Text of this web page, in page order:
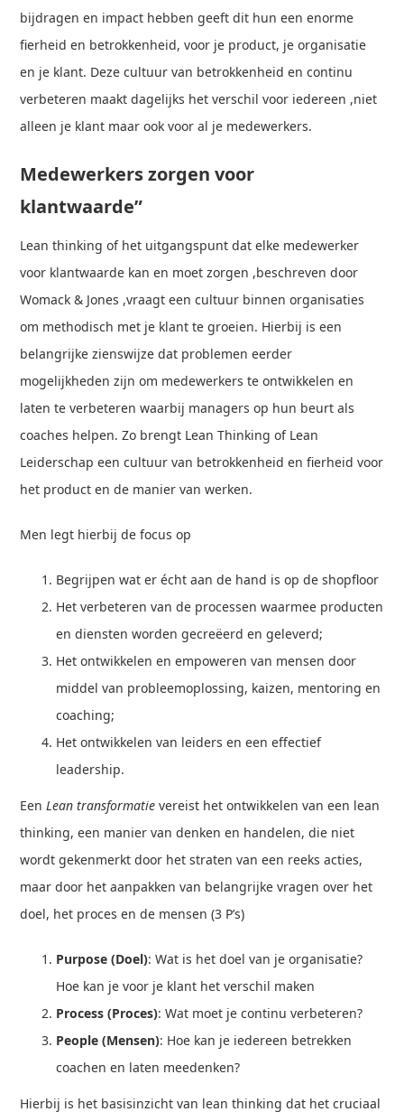
bijdragen en impact hebben geeft dit hun een enorme
fierheid en betrokkenheid, voor je product, je organisatie
en je klant. Deze cultuur van betrokkenheid en continu
verbeteren maakt dagelijks het verschil voor iedereen ,niet
alleen je klant maar ook voor al je medewerkers.
Medewerkers zorgen voor
klantwaarde”
Lean thinking of het uitgangspunt dat elke medewerker
voor klantwaarde kan en moet zorgen ,beschreven door
Womack & Jones ,vraagt een cultuur binnen organisaties
om methodisch met je klant te groeien. Hierbij is een
belangrijke zienswijze dat problemen eerder
mogelijkheden zijn om medewerkers te ontwikkelen en
laten te verbeteren waarbij managers op hun beurt als
coaches helpen. Zo brengt Lean Thinking of Lean
Leiderschap een cultuur van betrokkenheid en fierheid voor
het product en de manier van werken.
Men legt hierbij de focus op
Begrijpen wat er écht aan de hand is op de shopfloor
Het verbeteren van de processen waarmee producten
en diensten worden gecreëerd en geleverd;
Het ontwikkelen en empoweren van mensen door
middel van probleemoplossing, kaizen, mentoring en
coaching;
Het ontwikkelen van leiders en een effectief
leadership.
EenLean transformatie vereist het ontwikkelen van een lean
thinking, een manier van denken en handelen, die niet
wordt gekenmerkt door het straten van een reeks acties,
maar door het aanpakken van belangrijke vragen over het
doel, het proces en de mensen (3 P’s)
Purpose (Doel): Wat is het doel van je organisatie?
Hoe kan je voor je klant het verschil maken
Process (Proces): Wat moet je continu verbeteren?
People (Mensen): Hoe kan je iedereen betrekken
coachen en laten meedenken?
Hierbij is het basisinzicht van lean thinking dat het cruciaal